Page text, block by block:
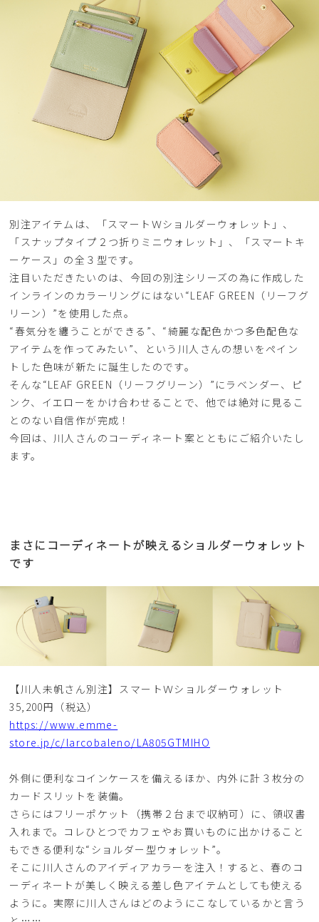
別注アイテムは、「スマートＷショルダーウォレット」、
「スナップタイプ２つ折りミニウォレット」、「スマートキ
ーケース」の全３型です。
注目いただきたいのは、今回の別注シリーズの為に作成した
インラインのカラーリングにはない“LEAF GREEN（リーフグ
リーン）”を使用した点。
“春気分を纏うことができる”、“綺麗な配色かつ多色配色な
アイテムを作ってみたい”、という川人さんの想いをペイン
トした色味が新たに誕生したのです。
そんな“LEAF GREEN（リーフグリーン）”にラベンダー、ピ
ンク、イエローをかけ合わせることで、他では絶対に見るこ
とのない自信作が完成！
今回は、川人さんのコーディネート案とともにご紹介いたし
ます。
まさにコーディネートが映えるショルダーウォレット
です
【川人未帆さん別注】スマートＷショルダーウォレット
35,200円（税込）
https://www.emme-
store.jp/c/larcobaleno/LA805GTMIHO
外側に便利なコインケースを備えるほか、内外に計３枚分の
カードスリットを装備。
さらにはフリーポケット（携帯２台まで収納可）に、領収書
入れまで。コレひとつでカフェやお買いものに出かけること
もできる便利な“ショルダー型ウォレット”。
そこに川人さんのアイディアカラーを注入！すると、春のコ
ーディネートが美しく映える差し色アイテムとしても使える
ように。実際に川人さんはどのようにこなしているかと言う